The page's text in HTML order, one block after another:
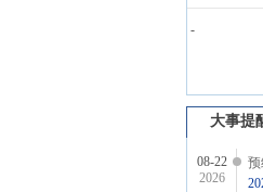
-
大事提
08-22
2026
预